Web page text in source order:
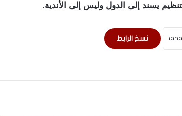
يسند إلى الدول وليس إلى الأندية.
نسخ الرابط